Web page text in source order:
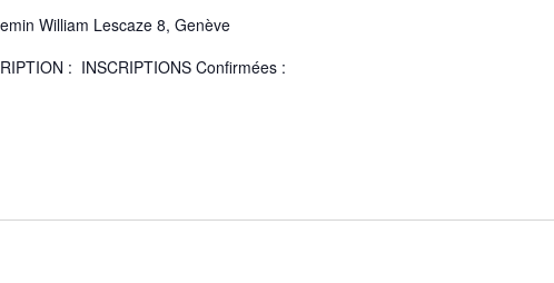
William Lescaze 8, Genève
: INSCRIPTIONS Confirmées :